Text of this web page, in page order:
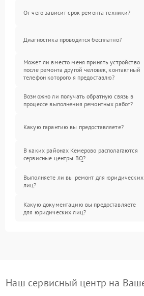
От чего зависит срок ремонта техники?
Диагностика проводится бесплатно?
Может ли вместо меня принять устройство
после ремонта другой человек, контактный
телефон которого я предоставлю?
Возможно ли получать обратную связь в
процессе выполнения ремонтных работ?
Какую гарантию вы предоставляете?
В каких районах Кемерово располагаются
сервисные центры BQ?
Выполняете ли вы ремонт для юридических
лиц?
Какую документацию вы предоставляете
для юридических лиц?
Наш сервисный центр на